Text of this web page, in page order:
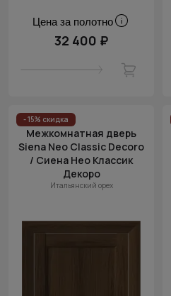
Цена за полотно
32 400 ₽
- 15% скидка
Межкомнатная дверь
Siena Neo Classic Decoro
/ Сиена Нео Классик
Декоро
Итальянский орех